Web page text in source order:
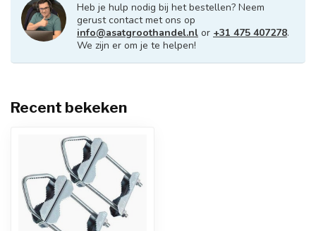
Heb je hulp nodig bij het bestellen? Neem
gerust contact met ons op
info@asatgroothandel.nl or +31 475 407278.
We zijn er om je te helpen!
Recent bekeken